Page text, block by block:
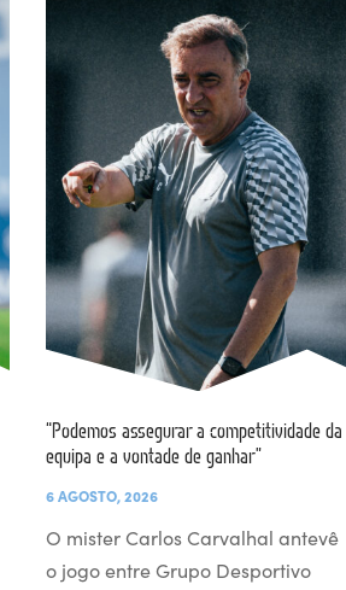
“Podemos assegurar a competitividade da
equipa e a vontade de ganhar”
6 AGOSTO, 2026
O mister Carlos Carvalhal antevê
o jogo entre Grupo Desportivo